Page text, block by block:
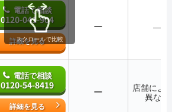
電話で相談
0120-041-904
詳細を見る
ー ―
電話で相談
0120-54-8419
詳細を見る
ー
店舗によ
異なる
スクロールで比較